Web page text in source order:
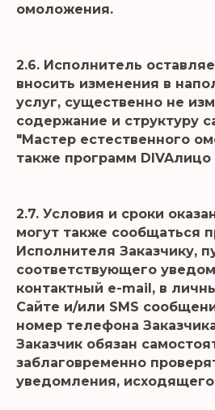
омоложения.
2.6. Исполнитель
вносить изменения в
услуг, существенно не
содержание и структуру
"Мастер естественного
также программ DIVAлицо
2.7. Условия и сроки
могут также сообщаться
Исполнителя Заказчику,
соответствующего
контактный e-mail, в
Сайте и/или SMS
номер телефона
Заказчик обязан
заблаговременно
уведомления,